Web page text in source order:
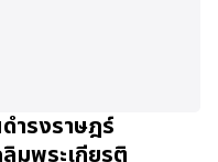
ำรงราษฎร์